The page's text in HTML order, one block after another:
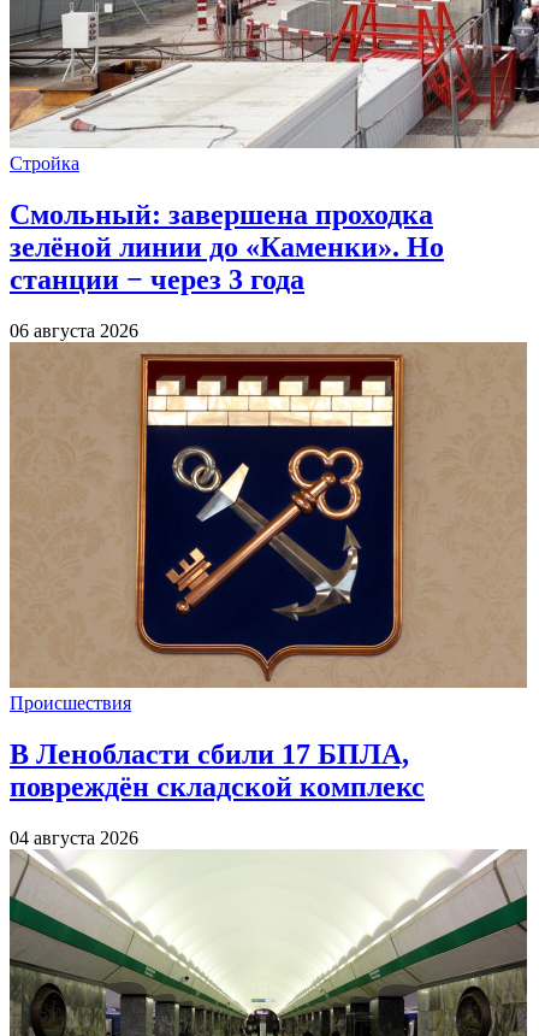
Стройка
Смольный: завершена проходка
зелёной линии до «Каменки». Но
станции − через 3 года
06 августа 2026
Происшествия
В Ленобласти сбили 17 БПЛА,
повреждён складской комплекс
04 августа 2026